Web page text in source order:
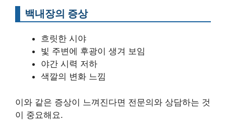
백내장의 증상
흐릿한 시야
빛 주변에 후광이 생겨 보임
야간 시력 저하
색깔의 변화 느낌
이와 같은 증상이 느껴진다면 전문의와 상담하는 것
이 중요해요.